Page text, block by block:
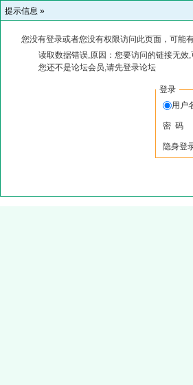
提示信息 »
您没有登录或者您没有权限访问此页面，可能
读取数据错误,原因：您要访问的链接无效
您还不是论坛会员,请先登录论坛
登录
用户
密 码
隐身登